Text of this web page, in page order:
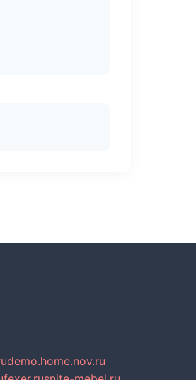
demo.home.nov.ru